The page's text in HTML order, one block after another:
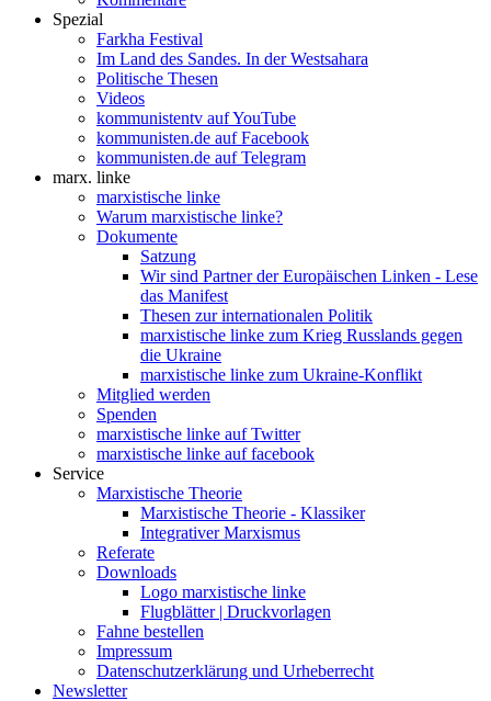
Spezial
Farkha Festival
Im Land des Sandes. In der Westsahara
Politische Thesen
Videos
kommunistentv auf YouTube
kommunisten.de auf Facebook
kommunisten.de auf Telegram
marx. linke
marxistische linke
Warum marxistische linke?
Dokumente
Satzung
Wir sind Partner der Europäischen Linken - Lese
das Manifest
Thesen zur internationalen Politik
marxistische linke zum Krieg Russlands gegen
die Ukraine
marxistische linke zum Ukraine-Konflikt
Mitglied werden
Spenden
marxistische linke auf Twitter
marxistische linke auf facebook
Service
Marxistische Theorie
Marxistische Theorie - Klassiker
Integrativer Marxismus
Referate
Downloads
Logo marxistische linke
Flugblätter | Druckvorlagen
Fahne bestellen
Impressum
Datenschutzerklärung und Urheberrecht
Newsletter